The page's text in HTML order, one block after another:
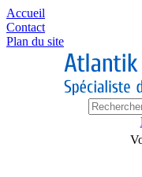
Accueil
Contact
Plan du site